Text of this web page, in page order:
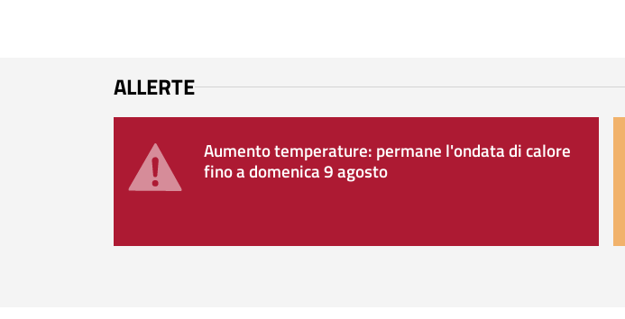
ALLERTE
Aumento temperature: permane l'ondata di calore
fino a domenica 9 agosto